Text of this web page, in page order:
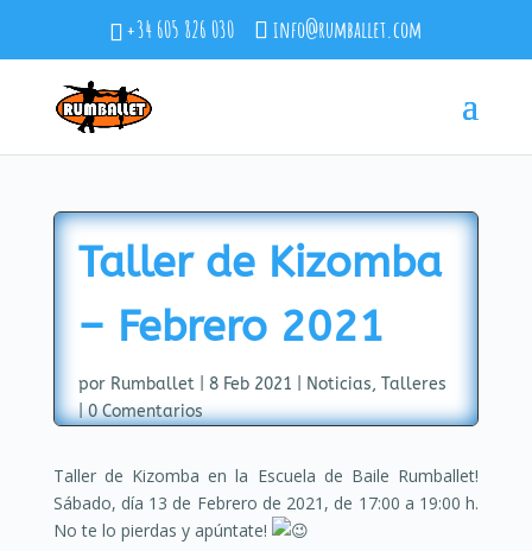
+34 605 826 030 info@rumballet.com
Taller de Kizomba
– Febrero 2021
por Rumballet| 8 Feb 2021 Noticias, Talleres
|0 Comentarios
Taller de Kizomba en la Escuela de Baile Rumballet!
Sábado, día 13 de Febrero de 2021, de 17:00 a 19:00 h.
No te lo pierdas y apúntate!